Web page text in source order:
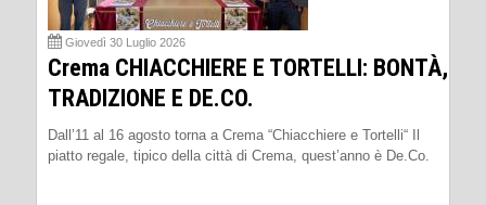
Giovedì 30 Luglio 2026
Crema CHIACCHIERE E TORTELLI: BONTÀ,
TRADIZIONE E DE.CO.
Dall’11 al 16 agosto torna a Crema “Chiacchiere e Tortelli“ Il
piatto regale, tipico della città di Crema, quest’anno è De.Co.